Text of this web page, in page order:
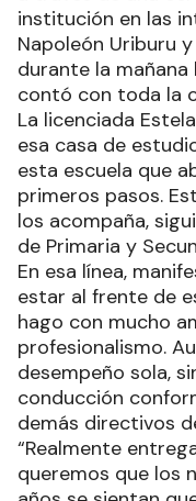
institución en las
Napoleón Uriburu
durante la
contó con toda la
La licenciada
esa casa de
esta escuela que
primeros pasos.
los acompaña,
de Primaria y
En esa línea,
estar al frente de
hago con mucho
profesionalismo.
desempeño sola,
conducción
demás directivos
“Realmente
queremos que los